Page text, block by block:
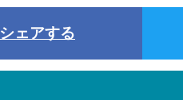
シェアする